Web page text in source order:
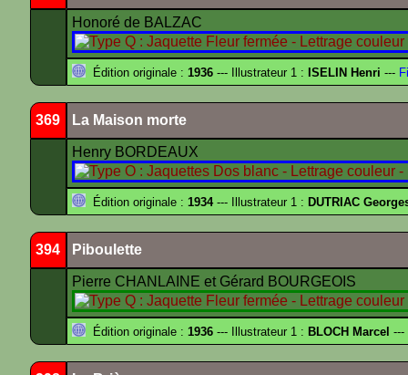
Honoré de BALZAC
Édition originale : 1936 --- Illustrateur 1 : ISELIN Henri ---
369 La Maison morte
Henry BORDEAUX
Édition originale : 1934--- Illustrateur 1 : DUTRIAC
394 Piboulette
Pierre CHANLAINE et Gérard BOURGEOIS
Édition originale : 1936 --- Illustrateur 1 : BLOCH Marcel ---